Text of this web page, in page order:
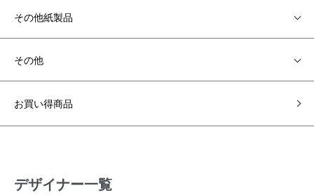
その他紙製品
その他
お買い得商品
デザイナー一覧